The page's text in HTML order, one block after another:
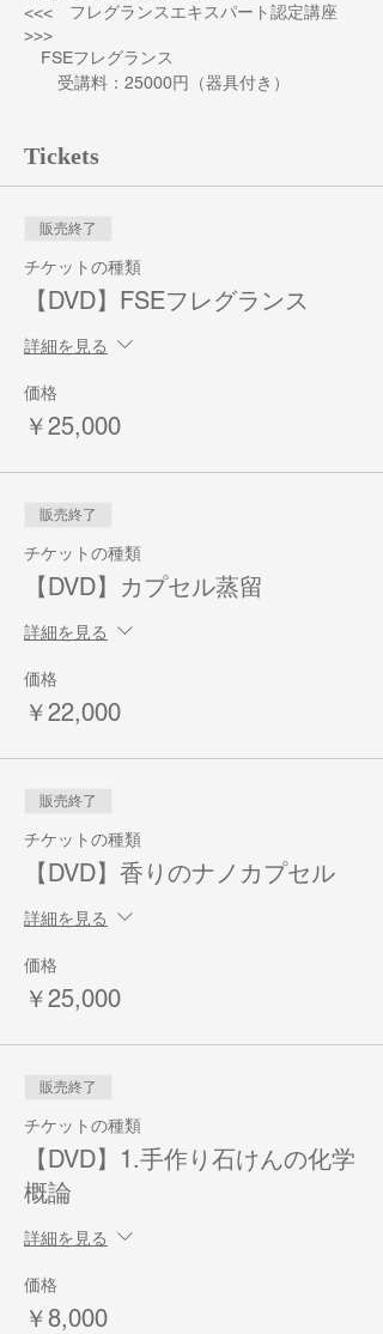
<<< フレグランスエキスパート認定講座
>>>
FSEフレグランス
受講料：25000円（器具付き）
香りのナノカプセル
受講料：25000円（器具付き）
<<< ソープサイエンティスト認定講座
手作り石けんの化学概論
受講料：8000円
受講料：8000円
受講料：8000円
ハーブ真空抽出法(HVE)実習
円（器具なし）
受講料：10000円
暮らしの中の安全・安心
受講料：8000円
<<< 特別講座 >>>
受講料：19000円（器具付き）
カラム抽出応用編
受講料：9000円（器具付き）
受講料：9000円
受講料：6000円
Tickets
販売終了
チケットの種類
【DVD】FSEフレグランス
詳細を見る
価格
￥25,000
販売終了
チケットの種類
【DVD】カプセル蒸留
詳細を見る
価格
￥22,000
販売終了
チケットの種類
【DVD】香りのナノカプセル
詳細を見る
価格
￥25,000
販売終了
チケットの種類
【DVD】1.手作り石けんの化学
概論
詳細を見る
価格
￥8,000